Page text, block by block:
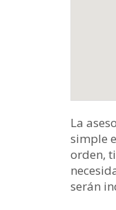
La
simple
orden,
serán